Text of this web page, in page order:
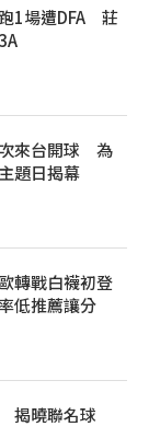
跑1場遭DFA 莊
來台開球 為
題日揭幕
轉戰白襪初登
低推薦讓分
揭曉聯名球